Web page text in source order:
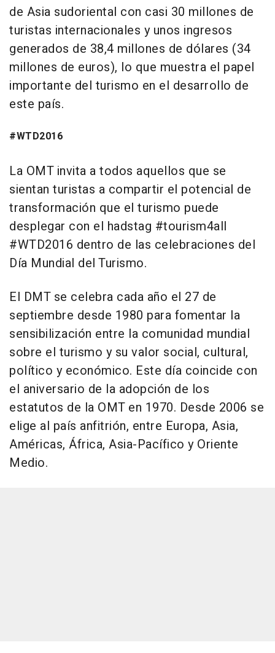
de Asia sudoriental con casi 30 millones de
turistas internacionales y unos ingresos
generados de 38,4 millones de dólares (34
millones de euros), lo que muestra el papel
importante del turismo en el desarrollo de
este país.
#WTD2016
La OMT invita a todos aquellos que se
sientan turistas a compartir el potencial de
transformación que el turismo puede
desplegar con el hadstag #tourism4all
#WTD2016 dentro de las celebraciones del
Día Mundial del Turismo.
El DMT se celebra cada año el 27 de
septiembre desde 1980 para fomentar la
sensibilización entre la comunidad mundial
sobre el turismo y su valor social, cultural,
político y económico. Este día coincide con
el aniversario de la adopción de los
estatutos de la OMT en 1970. Desde 2006 se
elige al país anfitrión, entre Europa, Asia,
Américas, África, Asia-Pacífico y Oriente
Medio.